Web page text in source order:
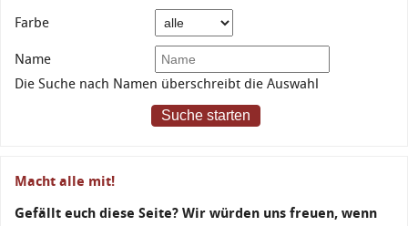
Farbe
Name
Die Suche nach Namen überschreibt die Auswahl
Suche starten
Macht alle mit!
Gefällt euch diese Seite? Wir würden uns freuen, wenn